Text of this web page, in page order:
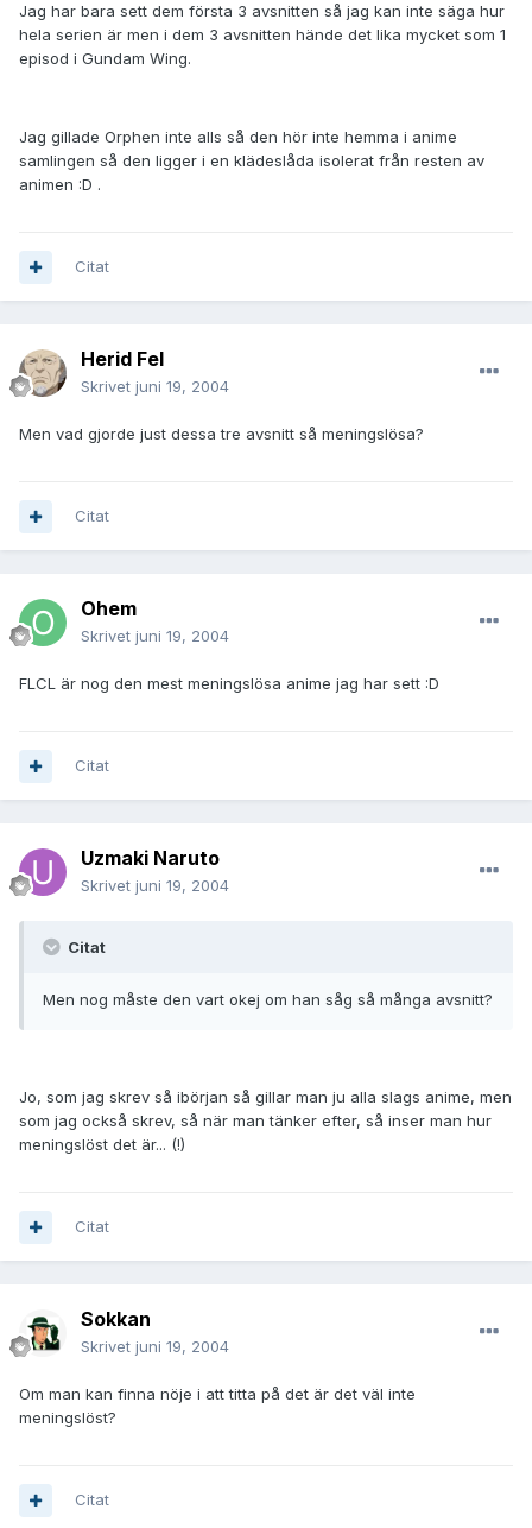
Jag har bara sett dem första 3 avsnitten så jag kan inte säga hur
hela serien är men i dem 3 avsnitten hände det lika mycket som 1
episod i Gundam Wing.
Jag gillade Orphen inte alls så den hör inte hemma i anime
samlingen så den ligger i en klädeslåda isolerat från resten av
animen :D .
Citat
Herid Fel
Skrivet juni 19, 2004
Men vad gjorde just dessa tre avsnitt så meningslösa?
Citat
Ohem
Skrivet juni 19, 2004
FLCL är nog den mest meningslösa anime jag har sett :D
Citat
Uzmaki Naruto
Skrivet juni 19, 2004
Citat
Men nog måste den vart okej om han såg så många avsnitt?
Jo, som jag skrev så ibörjan så gillar man ju alla slags anime, men
som jag också skrev, så när man tänker efter, så inser man hur
meningslöst det är... (!)
Citat
Sokkan
Skrivet juni 19, 2004
Om man kan finna nöje i att titta på det är det väl inte
meningslöst?
Citat